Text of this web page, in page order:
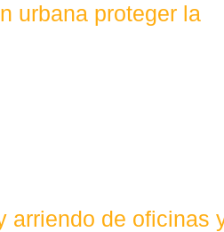
urbana proteger la
arriendo de oficinas